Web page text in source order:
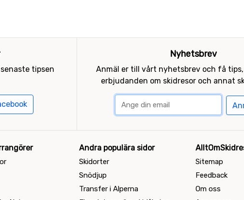
tipsen
Nyhetsbrev
Anmäl er till vårt nyhetsbrev och få
erbjudanden om skidresor och annat
Andra populära sidor
Skidorter
Snödjup
Transfer i Alperna
Sitemap
Feedback
Om oss